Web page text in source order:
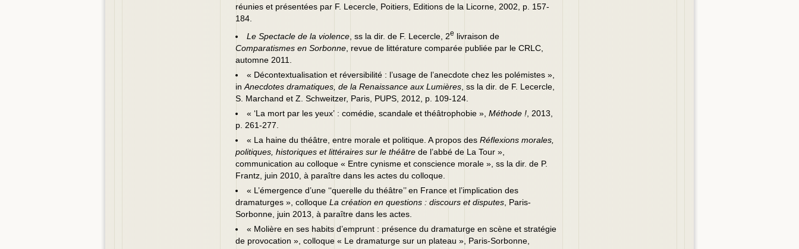
réunies et présentées par F. Lecercle, Poitiers, Editions de la Licorne, 2002, p. 157-
184.
Le Spectacle de la violence , ss la dir. de F. Lecercle, 2e livraison de
Comparatismes en Sorbonne , revue de littérature comparée publiée par le CRLC,
automne 2011.
« Décontextualisation et réversibilité : l’usage de l’anecdote chez les polémistes »,
in Anecdotes dramatiques, de la Renaissance aux Lumières , ss la dir. de F. Lecercle,
S. Marchand et Z. Schweitzer, Paris, PUPS, 2012, p. 109-124.
« ‘La mort par les yeux’ : comédie, scandale et théâtrophobie », Méthode ! , 2013,
p. 261-277.
« La haine du théâtre, entre morale et politique. A propos des Réflexions morales,
politiques, historiques et littéraires sur le théâtre de l’abbé de La Tour »,
communication au colloque « Entre cynisme et conscience morale », ss la dir. de P.
Frantz, juin 2010, à paraître dans les actes du colloque.
« L’émergence d’une ‘‘querelle du théâtre’’ en France et l’implication des
dramaturges », colloque La création en questions : discours et disputes , Paris-
Sorbonne, juin 2013, à paraître dans les actes.
« Molière en ses habits d’emprunt : présence du dramaturge en scène et stratégie
de provocation », colloque « Le dramaturge sur un plateau », Paris-Sorbonne,